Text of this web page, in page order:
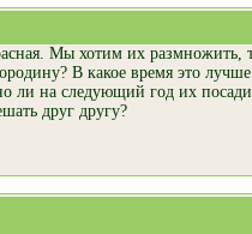
Мы хотим их размножить,
В какое время это лучше
ли на следующий год их
друг другу?